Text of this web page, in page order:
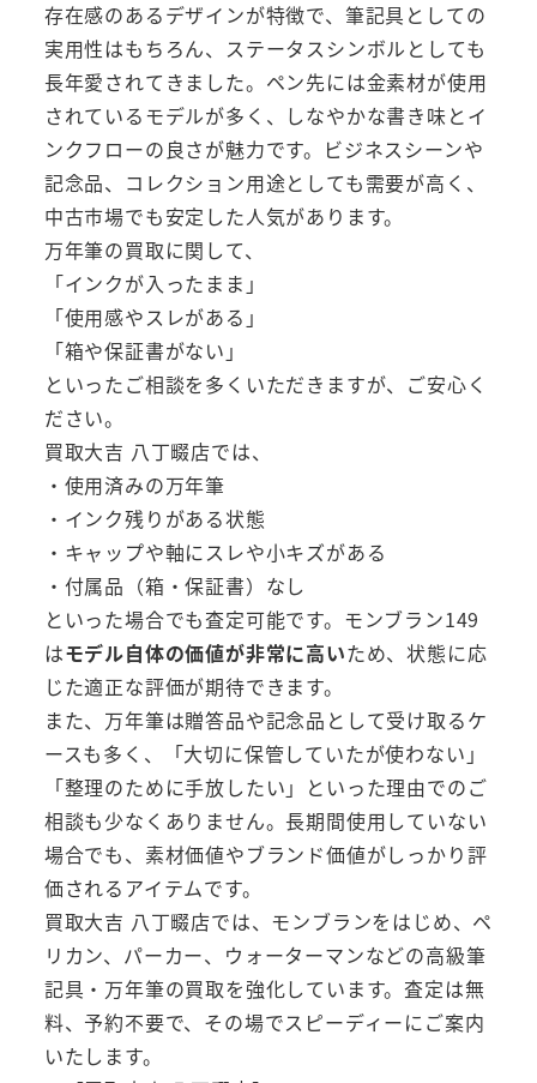
存在感のあるデザインが特徴で、筆記具としての
実用性はもちろん、ステータスシンボルとしても
長年愛されてきました。ペン先には金素材が使用
されているモデルが多く、しなやかな書き味とイ
ンクフローの良さが魅力です。ビジネスシーンや
記念品、コレクション用途としても需要が高く、
中古市場でも安定した人気があります。
万年筆の買取に関して、
「インクが入ったまま」
「使用感やスレがある」
「箱や保証書がない」
といったご相談を多くいただきますが、ご安心く
ださい。
買取大吉 八丁畷店では、
・使用済みの万年筆
・インク残りがある状態
・キャップや軸にスレや小キズがある
・付属品（箱・保証書）なし
といった場合でも査定可能です。モンブラン149
はモデル自体の価値が非常に高いため、状態に応
じた適正な評価が期待できます。
また、万年筆は贈答品や記念品として受け取るケ
ースも多く、「大切に保管していたが使わない」
「整理のために手放したい」といった理由でのご
相談も少なくありません。長期間使用していない
場合でも、素材価値やブランド価値がしっかり評
価されるアイテムです。
買取大吉 八丁畷店では、モンブランをはじめ、ペ
リカン、パーカー、ウォーターマンなどの高級筆
記具・万年筆の買取を強化しています。査定は無
料、予約不要で、その場でスピーディーにご案内
いたします。